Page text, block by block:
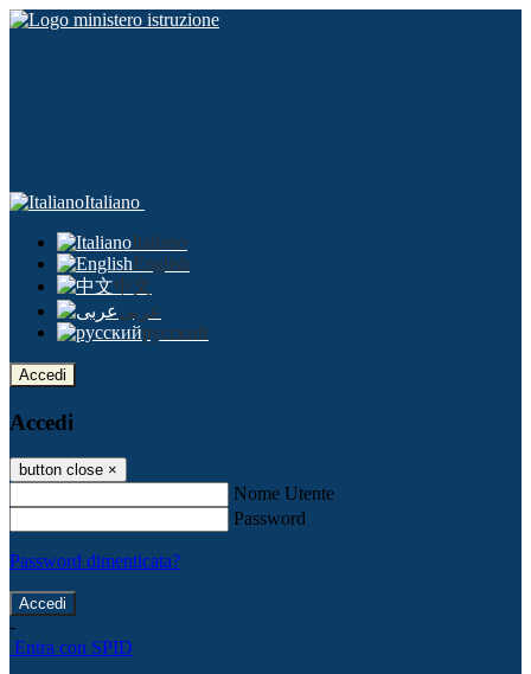
Italiano
Italiano
English
中文
عربى
русский
Accedi
Accedi
button close ×
Nome Utente
Password
Password dimenticata?
-
Entra con SPID